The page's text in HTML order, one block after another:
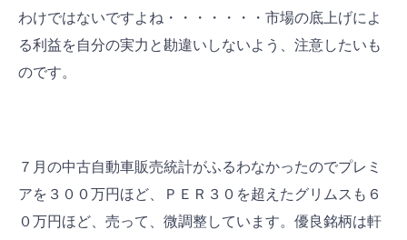
わけではないですよね・・・・・・・市場の底上げによ
る利益を自分の実力と勘違いしないよう、注意したいも
のです。
７月の中古自動車販売統計がふるわなかったのでプレミ
アを３００万円ほど、ＰＥＲ３０を超えたグリムスも６
０万円ほど、売って、微調整しています。優良銘柄は軒